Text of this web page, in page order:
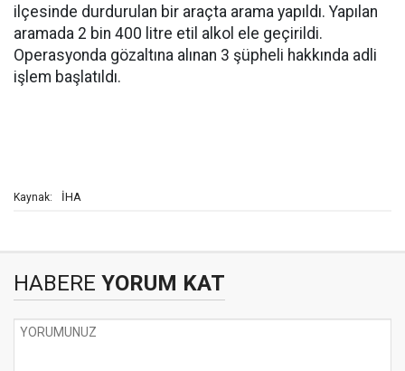
ilçesinde durdurulan bir araçta arama yapıldı. Yapılan
aramada 2 bin 400 litre etil alkol ele geçirildi.
Operasyonda gözaltına alınan 3 şüpheli hakkında adli
işlem başlatıldı.
Kaynak: İHA
HABERE YORUM KAT